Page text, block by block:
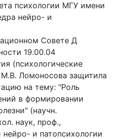
психологии МГУ имени
нейро- и
Совете Д
19.00.04
(психологические
Ломоносова защитила
на тему: "Роль
в формировании
(научн.
наук, проф.,
и патопсихологии